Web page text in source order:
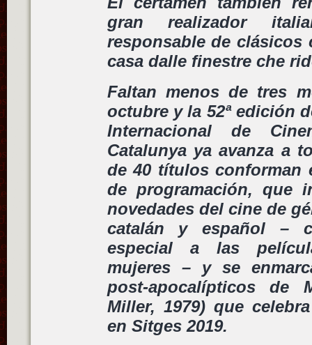
gran realizador
responsable de clásicos
casa dalle finestre che
Faltan menos de tres
octubre y la 52ª edición
Internacional de
Catalunya ya avanza a
de 40 títulos conforman
de programación, que
novedades del cine de
catalán y español –
especial a las
mujeres – y se
post-apocalípticos de
Miller, 1979) que
en Sitges 2019.